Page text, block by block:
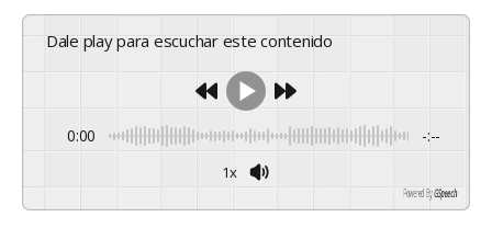
Dale play para escuchar este contenido
0:00 -:--
1x
Powered By GSpeech